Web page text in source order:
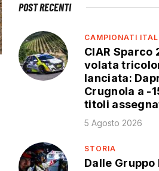
POST RECENTI
CAMPIONATI
CIAR Sparco
volata
lanciata:
Crugnola a -
titoli
5 Agosto 2026
STORIA
Dalle Gruppo